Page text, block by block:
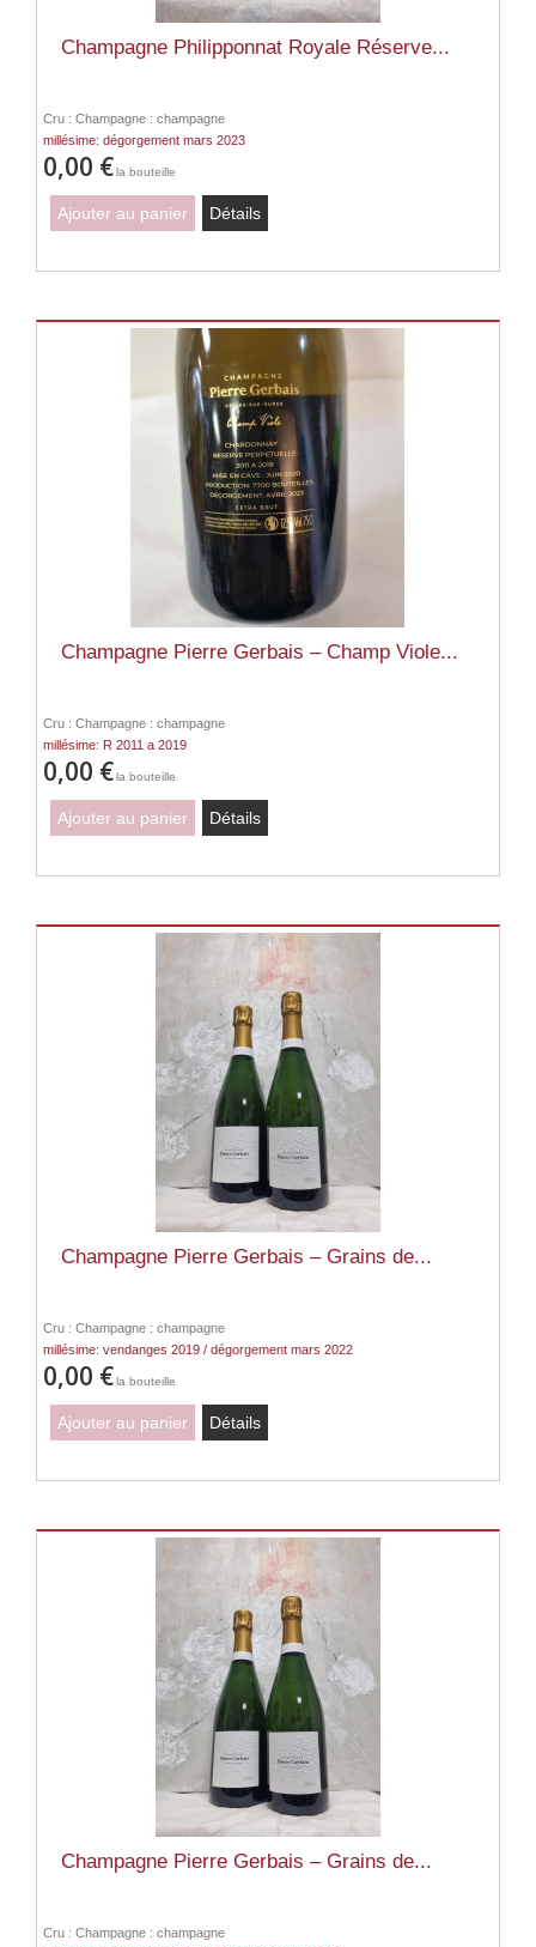
Champagne Philipponnat Royale Réserve...
Cru : Champagne : champagne
millésime: dégorgement mars 2023
0,00 €la bouteille
Ajouter au panier Détails
Champagne Pierre Gerbais – Champ Viole...
Cru : Champagne : champagne
millésime: R 2011 a 2019
0,00 €la bouteille
Ajouter au panier Détails
Champagne Pierre Gerbais – Grains de...
Cru : Champagne : champagne
millésime: vendanges 2019 / dégorgement mars 2022
0,00 €la bouteille
Ajouter au panier Détails
Champagne Pierre Gerbais – Grains de...
Cru : Champagne : champagne